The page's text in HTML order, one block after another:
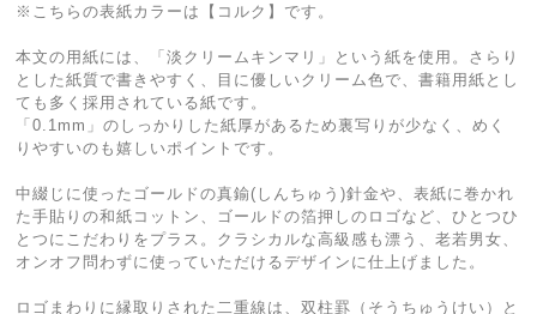
※こちらの表紙カラーは【コルク】です。
本文の用紙には、「淡クリームキンマリ」という紙を使用。さらり
とした紙質で書きやすく、目に優しいクリーム色で、書籍用紙とし
ても多く採用されている紙です。
「0.1mm」のしっかりした紙厚があるため裏写りが少なく、めく
りやすいのも嬉しいポイントです。
中綴じに使ったゴールドの真鍮(しんちゅう)針金や、表紙に巻かれ
た手貼りの和紙コットン、ゴールドの箔押しのロゴなど、ひとつひ
とつにこだわりをプラス。クラシカルな高級感も漂う、老若男女、
オンオフ問わずに使っていただけるデザインに仕上げました。
ロゴまわりに縁取りされた二重線は、双柱罫（そうちゅうけい）と